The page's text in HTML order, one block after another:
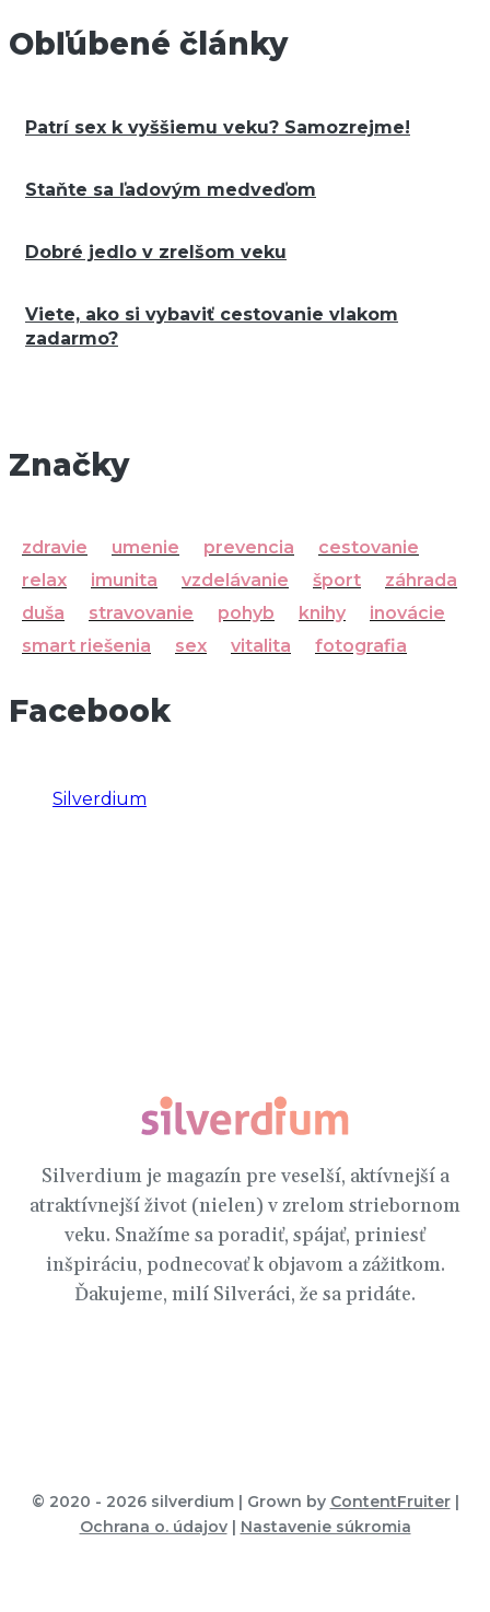
Obľúbené články
Patrí sex k vyššiemu veku? Samozrejme!
Staňte sa ľadovým medveďom
Dobré jedlo v zrelšom veku
Viete, ako si vybaviť cestovanie vlakom
zadarmo?
Značky
zdravie umenie prevencia
cestovanie
relax
imunita vzdelávanie šport
záhrada
duša
stravovanie pohyb knihy
inovácie
smart riešenia
sex vitalita fotografia
Facebook
Silverdium
Silverdium je magazín pre veselší, aktívnejší a
atraktívnejší život (nielen) v zrelom striebornom
veku. Snažíme sa poradiť, spájať, priniesť
inšpiráciu, podnecovať k objavom a zážitkom.
Ďakujeme, milí Silveráci, že sa pridáte.
© 2020 - 2026 silverdium | Grown by ContentFruiter|
Ochrana o. údajov| Nastavenie súkromia